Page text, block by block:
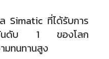
Simatic ที่ได้รับการ
ช้อันดับ 1 ของโลก
มทนทานสูง